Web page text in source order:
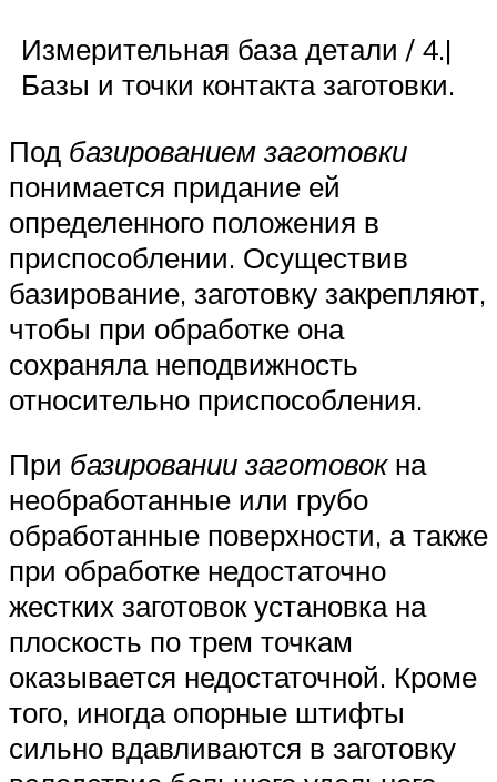
Измерительная база детали / 4.|
Базы и точки контакта заготовки.
Под базированием заготовки
понимается придание ей
определенного положения в
приспособлении. Осуществив
базирование, заготовку закрепляют,
чтобы при обработке она
сохраняла неподвижность
относительно приспособления.
При базировании заготовокна
необработанные или грубо
обработанные поверхности, а также
при обработке недостаточно
жестких заготовок установка на
плоскость по трем точкам
оказывается недостаточной. Кроме
того, иногда опорные штифты
сильно вдавливаются в заготовку